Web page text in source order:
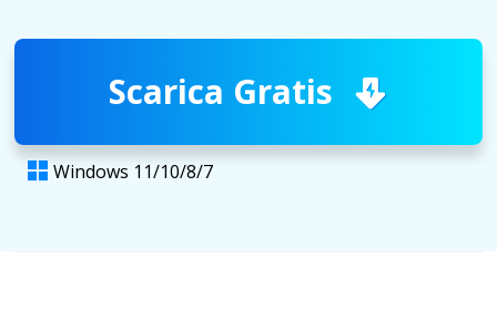
Scarica Gratis
 Windows 11/10/8/7